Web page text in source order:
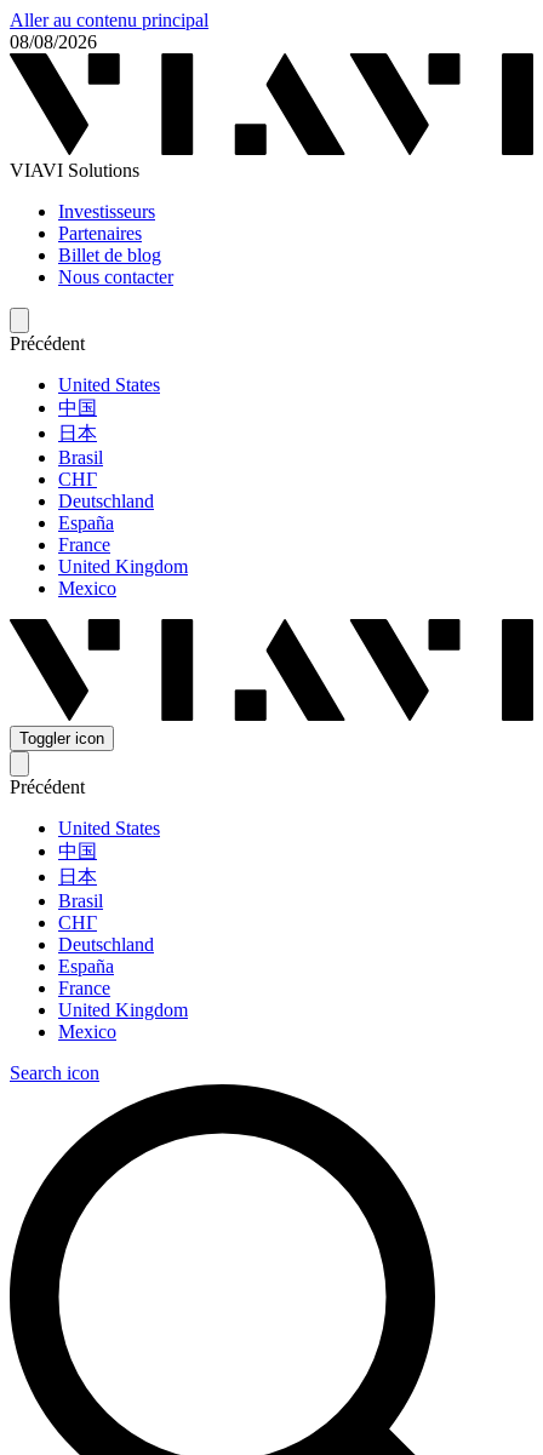
Aller au contenu principal
08/08/2026
VIAVI Solutions
Investisseurs
Partenaires
Billet de blog
Nous contacter
Précédent
United States
中国
日本
Brasil
СНГ
Deutschland
España
France
United Kingdom
Mexico
Toggler icon
Précédent
United States
中国
日本
Brasil
СНГ
Deutschland
España
France
United Kingdom
Mexico
Search icon